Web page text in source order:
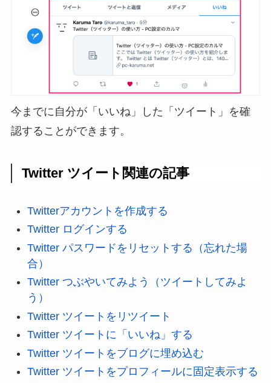
今までに自分が「いいね」した「ツイート」を確
認することができます。
Twitter ツイート関連の記事
Twitterアカウントを作成する
Twitter ログインする
Twitter パスワードをリセットする（忘れた場
合）
Twitter つぶやいてみよう（ツイートしてみよ
う）
Twitter ツイートをリツイート
Twitter ツイートに「いいね」する
Twitter ツイートをブログに埋め込む
Twitter ツイートをプロフィールに固定表示する